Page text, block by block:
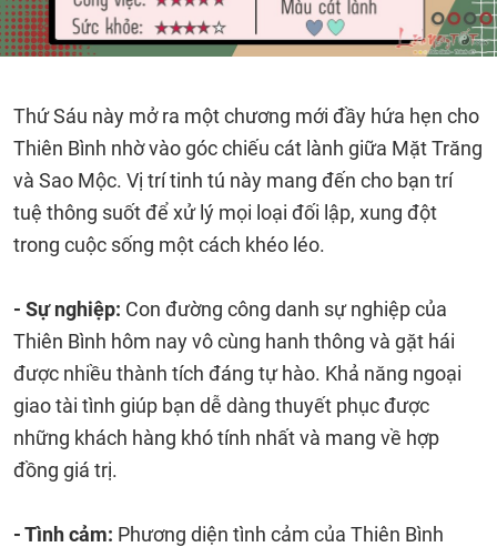
Thứ Sáu này mở ra một chương mới đầy hứa hẹn cho
Thiên Bình nhờ vào góc chiếu cát lành giữa Mặt Trăng
và Sao Mộc. Vị trí tinh tú này mang đến cho bạn trí
tuệ thông suốt để xử lý mọi loại đối lập, xung đột
trong cuộc sống một cách khéo léo.
- Sự nghiệp: Con đường công danh sự nghiệp của
Thiên Bình hôm nay vô cùng hanh thông và gặt hái
được nhiều thành tích đáng tự hào. Khả năng ngoại
giao tài tình giúp bạn dễ dàng thuyết phục được
những khách hàng khó tính nhất và mang về hợp
đồng giá trị.
- Tình cảm: Phương diện tình cảm của Thiên Bình